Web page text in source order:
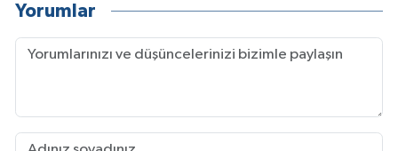
Yorumlar